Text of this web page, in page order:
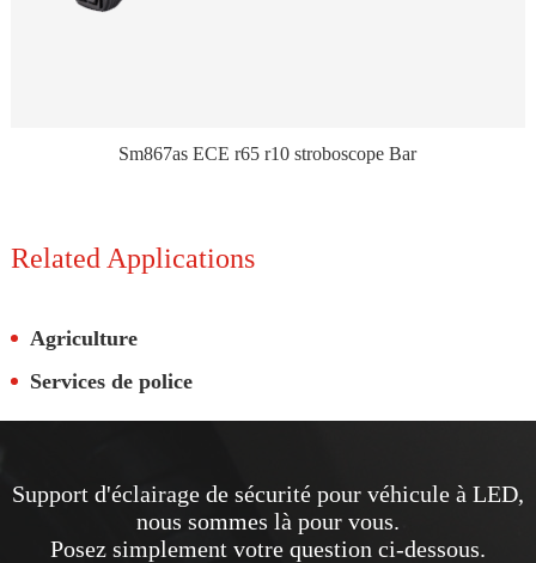
Sm867as ECE r65 r10 stroboscope Bar
Related Applications
Agriculture
Services de police
Support d'éclairage de sécurité pour véhicule à LED,
nous sommes là pour vous.
Posez simplement votre question ci-dessous.